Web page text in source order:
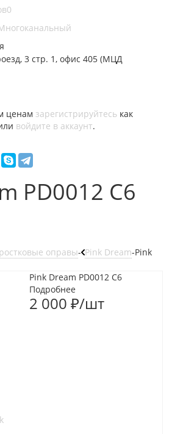
0
3 стр. 1, офис 405 (МЦД
ценам зарегистрируйтесь как
войдите в аккаунт.
PD0012 C6
оправы- Pink Dream-Pink
Pink Dream PD0012 C6
Подробнее
2 000 ₽/шт